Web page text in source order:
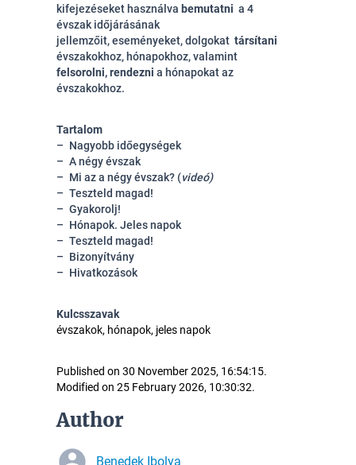
kifejezéseket használva bemutatni a 4
évszak időjárásának
jellemzőit,eseményeket, dolgokat társítani
évszakokhoz, hónapokhoz, valamint
felsorolni, rendezni a hónapokat az
évszakokhoz.
Tartalom
Nagyobb időegységek
A négy évszak
Mi az a négy évszak? (videó)
Teszteld magad!
Gyakorolj!
Hónapok. Jeles napok
Teszteld magad!
Bizonyítvány
Hivatkozások
Kulcsszavak
évszakok, hónapok, jeles napok
Published on 30 November 2025, 16:54:15.
Modified on 25 February 2026, 10:30:32.
Author
Benedek Ibolya